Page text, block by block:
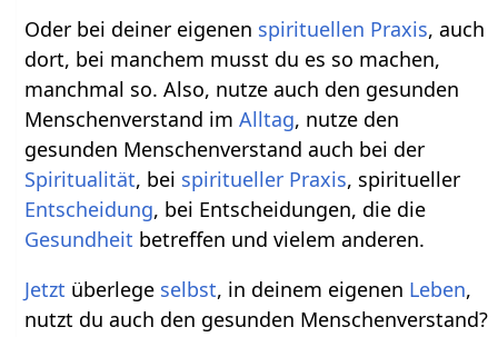
Oder bei deiner eigenen spirituellen Praxis, auch
dort, bei manchem musst du es so machen,
manchmal so. Also, nutze auch den gesunden
Menschenverstand imAlltag, nutze den
gesunden Menschenverstand auch bei der
Spiritualität, bei spiritueller Praxis, spiritueller
Entscheidung, bei Entscheidungen, die die
Gesundheit betreffen und vielem anderen.
Jetzt überlege selbst, in deinem eigenen Leben,
nutzt du auch den gesunden Menschenverstand?